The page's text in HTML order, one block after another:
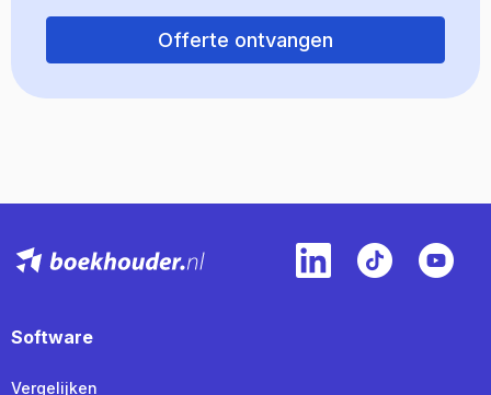
Offerte ontvangen
Software
Vergelijken